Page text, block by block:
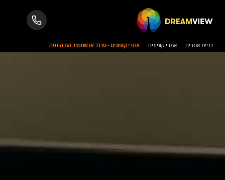
בניית אתרים אתרי קופונים אתרי קופונים - טרנד או שתמיד הם היו פה